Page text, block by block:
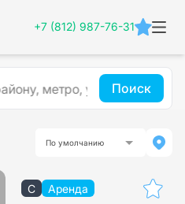
+7 (812) 987-76-31
Поиск
По умолчанию
C Аренда